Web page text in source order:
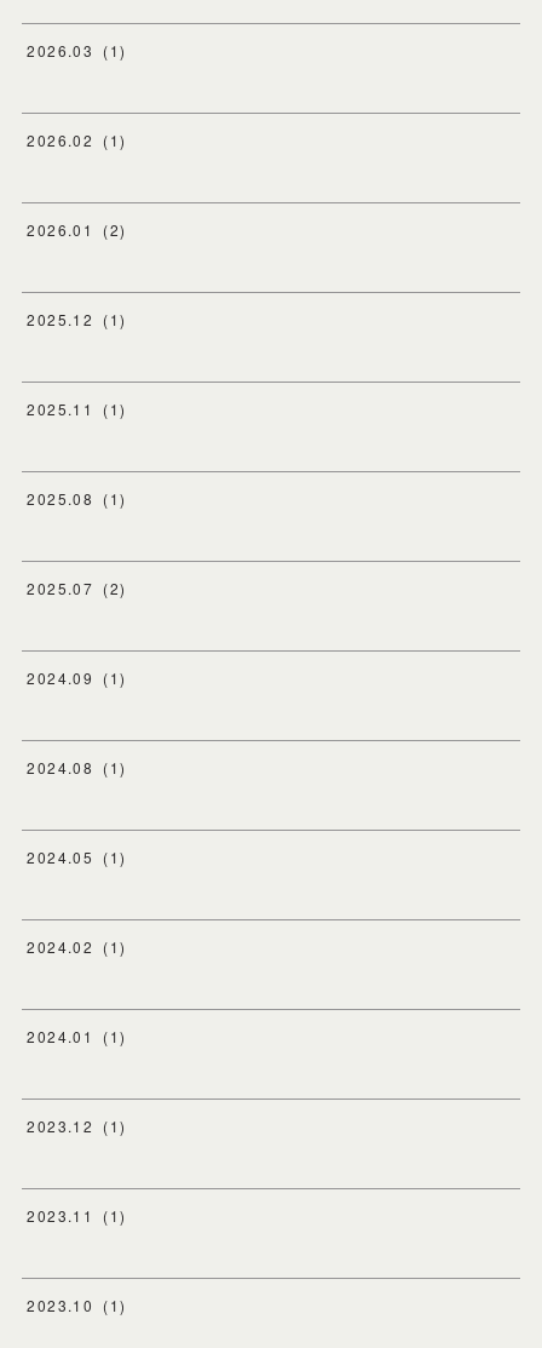
2026.03 (1)
2026.02 (1)
2026.01 (2)
2025.12 (1)
2025.11 (1)
2025.08 (1)
2025.07 (2)
2024.09 (1)
2024.08 (1)
2024.05 (1)
2024.02 (1)
2024.01 (1)
2023.12 (1)
2023.11 (1)
2023.10 (1)